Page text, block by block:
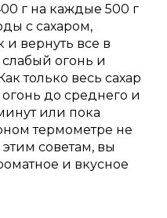
г на каждые 500 г
с сахаром,
вернуть все в
огонь и
только весь сахар
до среднего и
или пока
термометре не
этим советам, вы
и вкусное